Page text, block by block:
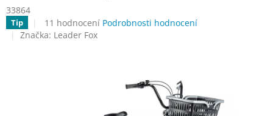
33864
Tip
Průměrné
hodnocení
11 hodnocení Podrobnosti hodnocení
Značka: Leader Fox